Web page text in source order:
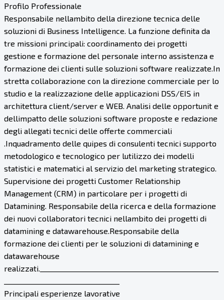
Profilo Professionale
Responsabile nellambito della direzione tecnica delle
soluzioni di Business Intelligence. La funzione definita da
tre missioni principali: coordinamento dei progetti
gestione e formazione del personale interno assistenza e
formazione dei clienti sulle soluzioni software realizzate.In
stretta collaborazione con la direzione commerciale per lo
studio e la realizzazione delle applicazioni DSS/EIS in
architettura client/server e WEB. Analisi delle opportunit e
dellimpatto delle soluzioni software proposte e redazione
degli allegati tecnici delle offerte commerciali
.Inquadramento delle quipes di consulenti tecnici supporto
metodologico e tecnologico per lutilizzo dei modelli
statistici e matematici al servizio del marketing strategico.
Supervisione dei progetti Customer Relationship
Management (CRM) in particolare per i progetti di
Datamining. Responsabile della ricerca e della formazione
dei nuovi collaboratori tecnici nellambito dei progetti di
datamining e datawarehouse.Responsabile della
formazione dei clienti per le soluzioni di datamining e
datawarehouse
realizzati.___________________________________________________
Principali esperienze lavorative